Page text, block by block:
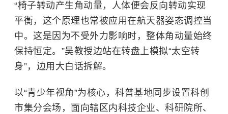
“椅子转动产生角动量，人体便会反向转动实现
平衡，这个原理也常被应用在航天器姿态调控当
中。这是因为不受外力影响时，整体角动量始终
保持恒定。”吴教授边站在转盘上模拟“太空转
身”，边用大白话拆解。
以“青少年视角”为核心，科普基地同步设置科创
市集分会场，面向辖区内科技企业、科研院所、